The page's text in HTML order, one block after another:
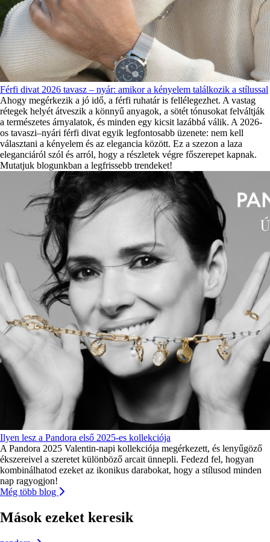
Férfi divat 2026 tavasz – nyár: amikor a kényelem találkozik a stílussal
Ahogy megérkezik a jó idő, a férfi ruhatár is fellélegezhet. A vastag
rétegek helyét átveszik a könnyű anyagok, a sötét tónusokat felváltják
a természetes árnyalatok, és minden egy kicsit lazábbá válik. A 2026-
os tavaszi–nyári férfi divat egyik legfontosabb üzenete: nem kell
választani a kényelem és az elegancia között. Ez a szezon a laza
eleganciáról szól és arról, hogy a részletek végre főszerepet kapnak.
Mutatjuk blogunkban a legfrissebb trendeket!
Ilyen lesz a Pandora első 2025-es kollekciója
A Pandora 2025 Valentin-napi kollekciója megérkezett, és lenyűgöző
ékszereivel a szeretet különböző arcait ünnepli. Fedezd fel, hogyan
kombinálhatod ezeket az ikonikus darabokat, hogy a stílusod minden
nap ragyogjon!
Még több blog
Mások ezeket keresik